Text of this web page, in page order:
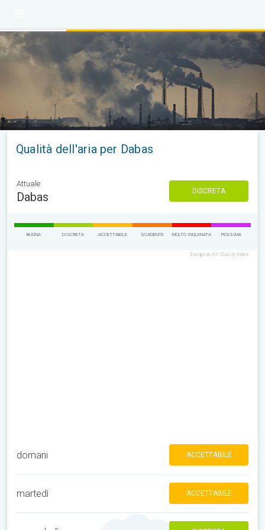
Qualità dell'aria per Dabas
Attuale
Dabas DISCRETA
BUONA DISCRETA ACCETTABILE SCADENTE MOLTO INQUINATA PESSIMA
European Air Quality Index
domani ACCETTABILE
martedì ACCETTABILE